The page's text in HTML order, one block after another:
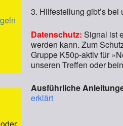
3. Hilfestellung gibt’s bei
Datenschutz: Signal ist
werden kann. Zum
Gruppe K50p-aktiv für
unseren Treffen oder
Ausführliche
erklärt